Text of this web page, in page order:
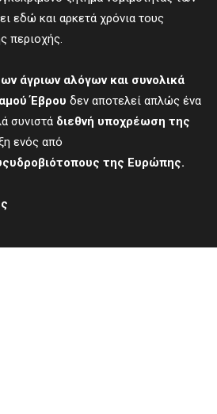
εδώ και αρκετά χρόνια τους
περιοχής.
άγριων αλόγων και συνολικά
Έβρου δεν αποτελεί απλώς ένα
συνιστά διεθνή υποχρέωση της
ενός από
υδροβιότοπους της Ευρώπης.